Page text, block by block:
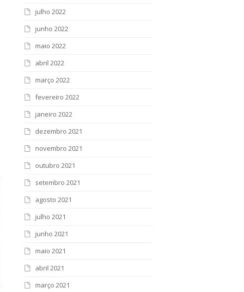
julho 2022
junho 2022
maio 2022
abril 2022
março 2022
fevereiro 2022
janeiro 2022
dezembro 2021
novembro 2021
outubro 2021
setembro 2021
agosto 2021
julho 2021
junho 2021
maio 2021
abril 2021
março 2021